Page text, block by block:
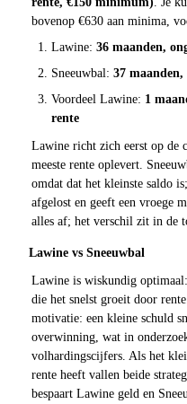
bovenop €630 aan minima,
Lawine: 36 maanden,
Sneeuwbal: 37 maanden,
Voordeel Lawine: 1
rente
Lawine richt zich eerst op de
meeste rente oplevert.
omdat dat het kleinste saldo
afgelost en geeft een vroege
alles af; het verschil zit in de
Lawine vs Sneeuwbal
Lawine is wiskundig
die het snelst groeit door
motivatie: een kleine schuld
overwinning, wat in
volhardingscijfers. Als het
rente heeft vallen beide
bespaart Lawine geld en